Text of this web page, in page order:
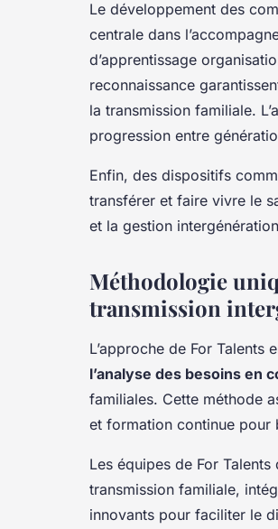
Le développement des
centrale dans
d’apprentissage
reconnaissance
la transmission familiale.
progression entre
Enfin, des dispositifs
transférer et faire vivre le
et la gestion
Méthodologie
transmission
L’approche de For Talents
l’analyse des besoins en
familiales. Cette méthode
et formation continue pour
Les équipes de For
transmission familiale,
innovants pour faciliter le